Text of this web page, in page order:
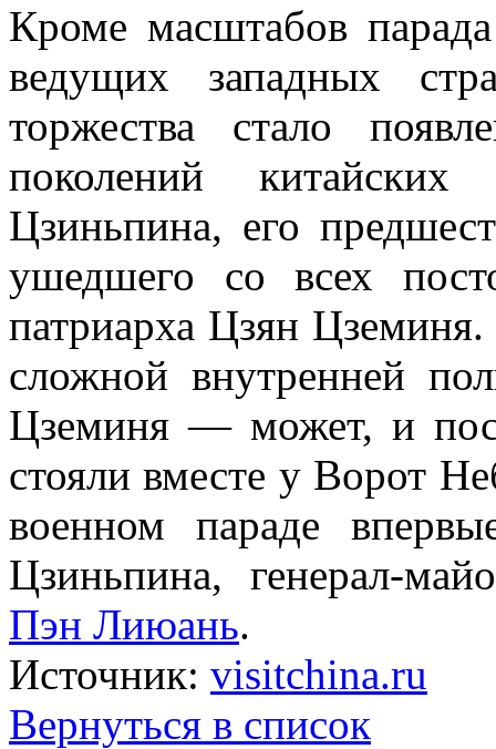
Кроме масштабов
ведущих западных
торжества стало
поколений
Цзиньпина, его
ушедшего со всех
патриарха Цзян
сложной внутренней
Цземиня — может, и
стояли вместе у Ворот
военном параде
Цзиньпина, генерал-
Пэн Лиюань.
Источник: visitchina.ru
Вернуться в список